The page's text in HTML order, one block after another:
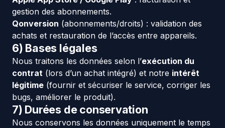
gestion des abonnements.
Qonversion (abonnements/droits) : validation des
achats et restauration de l’accès entre appareils.
6) Bases légales
Nous traitons les données selon l’exécution du
contrat (lors d’un achat intégré) et notre intérêt
légitime (fournir et sécuriser le service, corriger les
bugs, améliorer le produit).
7) Durées de conservation
Nous conservons les données uniquement le temps